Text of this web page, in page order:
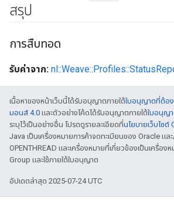
สรุป
การสืบทอด
รับค่าจาก:
เนื้อหาของหน้าเว็บนี้ได้รับอนุญาตภายใต้ใบอนุญาตที่ต้อ
มอนส์ 4.0 และตัวอย่างโค้ดได้รับอนุญาตภายใต้ใบอนุญ
ระบุไว้เป็นอย่างอื่น โปรดดูรายละเอียดที่นโยบายเว็บไซ
Java เป็นเครื่องหมายการค้าจดทะเบียนของ Oracle แล
OPENTHREAD และเครื่องหมายที่เกี่ยวข้องเป็นเครื่อง
Group และใช้ภายใต้ใบอนุญาต
อัปเดตล่าสุด 2025-07-24 UTC